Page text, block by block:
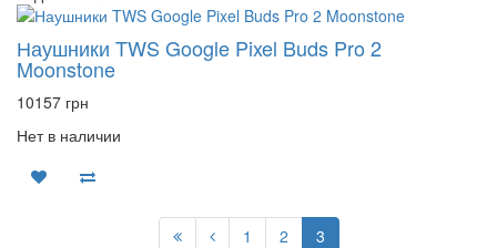
Наушники TWS Google Pixel Buds Pro 2
Moonstone
10157 грн
Нет в наличии
1 2 3